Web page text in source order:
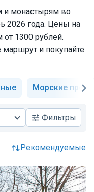
и монастырям во
2026 года. Цены на
от 1300 рублей.
маршрут и покупайте
Морские
Фильтры
рекомендуемые